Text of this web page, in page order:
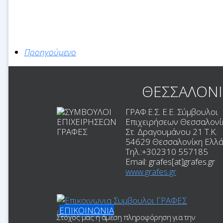
Προηγούμενο
ΓΡΑΦ.Ε.Σ. Ε.Ε. Σύμβουλοι
Επιχειρήσεων
Στ. Δραγουμάνου 21 T.K.
54629 Θεσσαλονίκη
Τηλ.:+302310 557185
Email: grafes[at]grafes.gr
www.grafes.gr
ΕΠΙΚΟΙΝΩΝΙΑ
Στόχος μας η άμεση πληροφόρηση για την